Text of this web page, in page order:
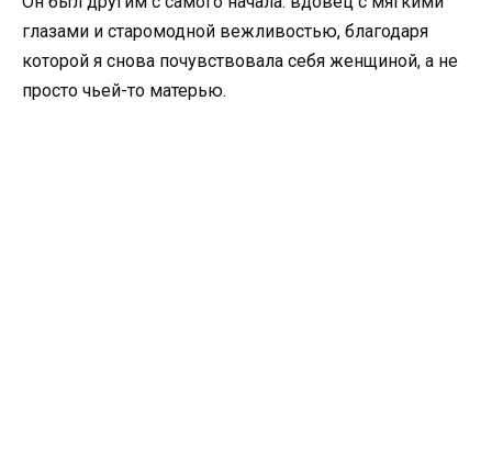
глазами и старомодной вежливостью, благодаря
которой я снова почувствовала себя женщиной, а не
просто чьей-то матерью.